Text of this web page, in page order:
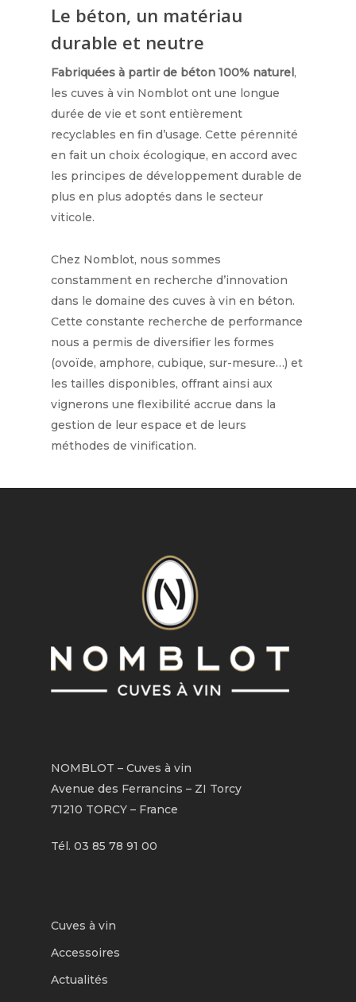
Le béton, un matériau
durable et neutre
Fabriquées à partir de béton 100% naturel ,
les cuves à vin Nomblot ont une longue
durée de vie et sont entièrement
recyclables en fin d’usage. Cette pérennité
en fait un choix écologique, en accord avec
les principes de développement durable de
plus en plus adoptés dans le secteur
viticole.
Chez Nomblot, nous sommes
constamment en recherche d’innovation
dans le domaine des cuves à vin en béton.
Cette constante recherche de performance
nous a permis de diversifier les formes
(ovoïde, amphore, cubique, sur-mesure…) et
les tailles disponibles, offrant ainsi aux
vignerons une flexibilité accrue dans la
gestion de leur espace et de leurs
méthodes de vinification.
NOMBLOT – Cuves à vin
Avenue des Ferrancins – ZI Torcy
71210 TORCY – France
Tél. 03 85 78 91 00
Cuves à vin
Accessoires
Actualités